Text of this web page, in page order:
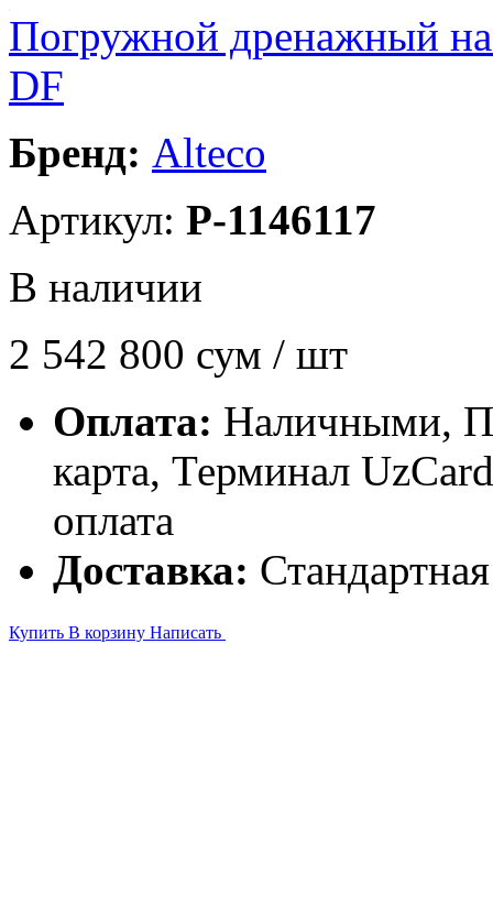
Погружной дренажный
DF
Бренд: Alteco
Артикул: P-1146117
В наличии
2 542 800 сум / шт
Оплата: Наличными,
карта, Терминал
оплата
Доставка:
Купить В корзину Написать